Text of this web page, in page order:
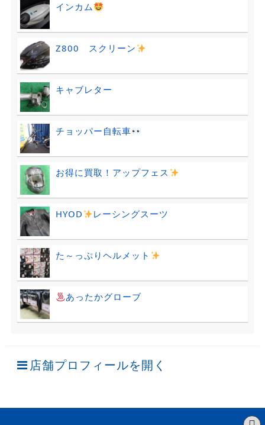
インカム
Z800 スクリーン
キャブレター
チョッパー自転車
お得に買取！アップフェス
HYOD レーシングスーツ
た～っぷりヘルメット
あったかグローブ
店舗プロフィールを開く